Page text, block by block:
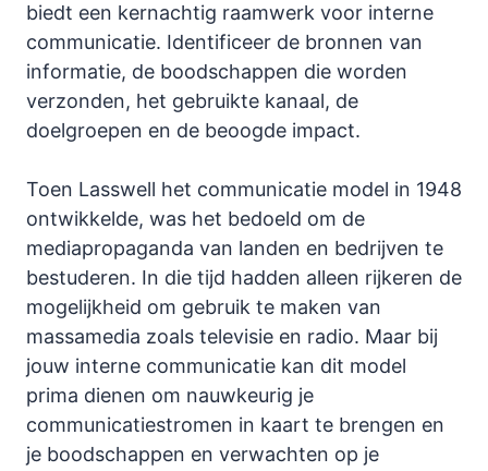
biedt een kernachtig raamwerk voor interne
communicatie. Identificeer de bronnen van
informatie, de boodschappen die worden
verzonden, het gebruikte kanaal, de
doelgroepen en de beoogde impact.
Toen Lasswell het communicatie model in 1948
ontwikkelde, was het bedoeld om de
mediapropaganda van landen en bedrijven te
bestuderen. In die tijd hadden alleen rijkeren de
mogelijkheid om gebruik te maken van
massamedia zoals televisie en radio. Maar bij
jouw interne communicatie kan dit model
prima dienen om nauwkeurig je
communicatiestromen in kaart te brengen en
je boodschappen en verwachten op je